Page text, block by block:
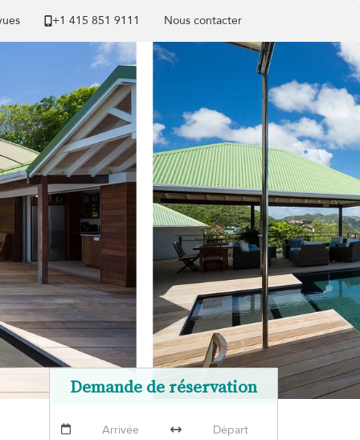
+1 ​415 851 9111 Nous contacter
Demande de réservation